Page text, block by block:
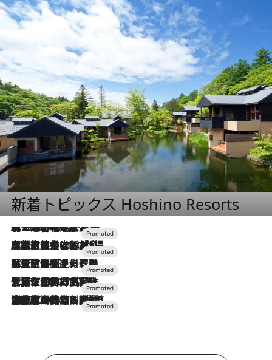
新着トピックス Hoshino Resorts
2026.8.7
【トンボの足水浴】ヒノキの香りに包まれて涼感マックス！約13℃の湧水かけ流しを避暑地「星野温泉 トンボの湯」で体験
2026.7.31
【ホテル帰省】という選択肢をOMOが提案。家族とほどよい距離を保つには「昼は実家、夜は気兼ねなくホテルで！」
2026.7.24
【夏限定ディナーコース】旬を迎える稚鮎や花ズッキーニなどをイタリア・トスカーナの郷土料理の手法で満喫！
2026.7.17
「土佐和ハーブかき氷」がOMO7高知に登場！生姜、山椒、大葉など目にも舌にも涼を呼ぶ郷土の味
2026.7.10
NEW OPEN！【界 草津】名湯の地に誕生。趣の異なる2種の温泉と上州ならではの会席・蕎麦割烹など美食を味わう究極の癒やし旅